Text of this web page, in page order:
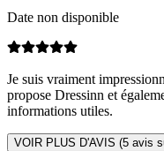
Date non disponible
Je suis vraiment
propose Dressinn et
informations utiles.
VOIR PLUS D'AVIS (5 avis